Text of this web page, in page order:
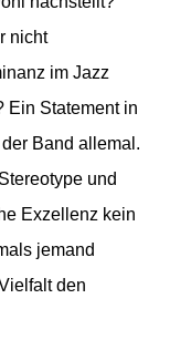
nicht
im Jazz
Ein Statement in
Band allemal.
und
Exzellenz kein
jemand
den